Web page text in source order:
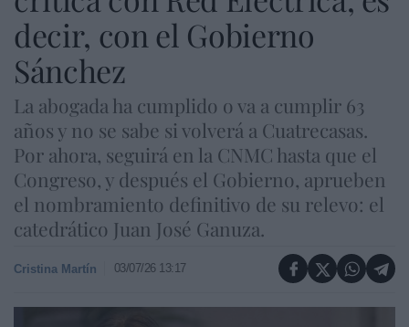
decir, con el Gobierno
Sánchez
La abogada ha cumplido o va a cumplir 63
años y no se sabe si volverá a Cuatrecasas.
Por ahora, seguirá en la CNMC hasta que el
Congreso, y después el Gobierno, aprueben
el nombramiento definitivo de su relevo: el
catedrático Juan José Ganuza.
Cristina Martín 03/07/26 13:17